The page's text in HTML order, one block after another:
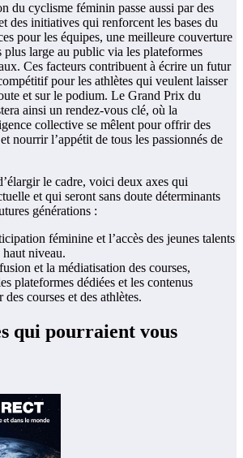
du cyclisme féminin passe aussi par des
des initiatives qui renforcent les bases du
pour les équipes, une meilleure couverture
plus large au public via les plateformes
Ces facteurs contribuent à écrire un futur
pour les athlètes qui veulent laisser
et sur le podium. Le Grand Prix du
ainsi un rendez‑vous clé, où la
collective se mêlent pour offrir des
nourrir l’appétit de tous les passionnés de
le cadre, voici deux axes qui
et qui seront sans doute déterminants
générations :
féminine et l’accès des jeunes talents
niveau.
et la médiatisation des courses,
plateformes dédiées et les contenus
courses et des athlètes.
qui pourraient vous